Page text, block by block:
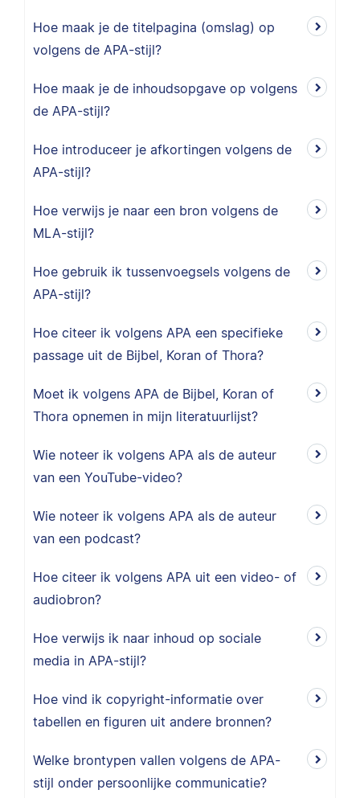
Hoe maak je de titelpagina (omslag) op
volgens de APA-stijl?
Hoe maak je de inhoudsopgave op volgens
de APA-stijl?
Hoe introduceer je afkortingen volgens de
APA-stijl?
Hoe verwijs je naar een bron volgens de
MLA-stijl?
Hoe gebruik ik tussenvoegsels volgens de
APA-stijl?
Hoe citeer ik volgens APA een specifieke
passage uit de Bijbel, Koran of Thora?
Moet ik volgens APA de Bijbel, Koran of
Thora opnemen in mijn literatuurlijst?
Wie noteer ik volgens APA als de auteur
van een YouTube-video?
Wie noteer ik volgens APA als de auteur
van een podcast?
Hoe citeer ik volgens APA uit een video- of
audiobron?
Hoe verwijs ik naar inhoud op sociale
media in APA-stijl?
Hoe vind ik copyright-informatie over
tabellen en figuren uit andere bronnen?
Welke brontypen vallen volgens de APA-
stijl onder persoonlijke communicatie?